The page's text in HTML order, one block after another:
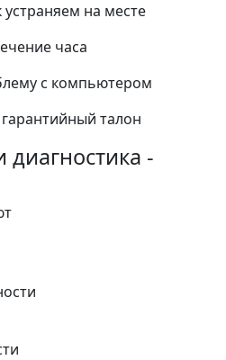
на месте
часа
с компьютером
талон
диагностика -